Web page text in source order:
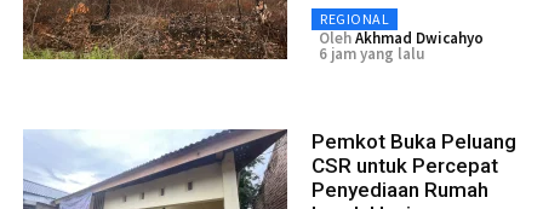
REGIONAL
OlehAkhmad Dwicahyo
6 jam yang lalu
Pemkot Buka Peluang
CSR untuk Percepat
Penyediaan Rumah